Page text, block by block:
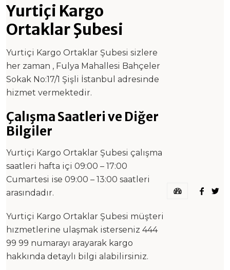
Yurtiçi Kargo
Ortaklar Şubesi
Yurtiçi Kargo Ortaklar Şubesi sizlere
her zaman , Fulya Mahallesi Bahçeler
Sokak No:17/1 Şişli İstanbul adresinde
hizmet vermektedir.
Çalışma Saatleri ve Diğer
Bilgiler
Yurtiçi Kargo Ortaklar Şubesi çalışma
saatleri hafta içi 09:00 – 17:00
Cumartesi ise 09:00 – 13:00 saatleri
arasındadır.
Yurtiçi Kargo Ortaklar Şubesi müşteri
hızmetlerine ulaşmak isterseniz 444
99 99 numarayı arayarak kargo
hakkında detaylı bilgi alabilirsiniz.